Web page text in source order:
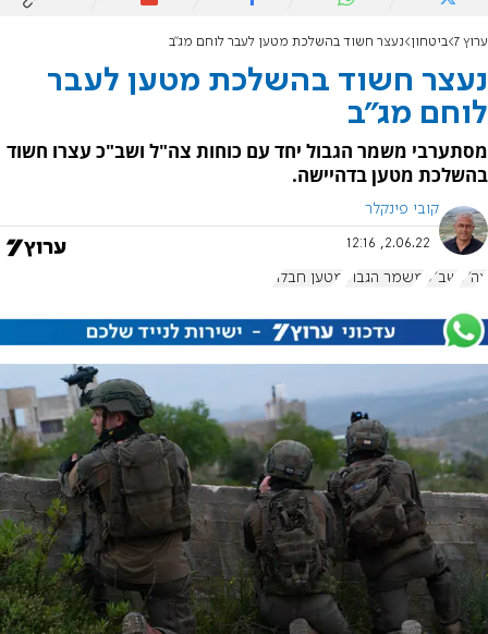
ערוץ 7 ביטחון נעצר חשוד בהשלכת מטען לעבר לוחם מג"ב
נעצר חשוד בהשלכת מטען לעבר
לוחם מג"ב
מסתערבי משמר הגבול יחד עם כוחות צה"ל ושב"כ עצרו חשוד
בהשלכת מטען בדהיישה.
קובי פינקלר
2.06.22, 12:16
צה"ל שב"כ משמר הגבול מטען חבלה